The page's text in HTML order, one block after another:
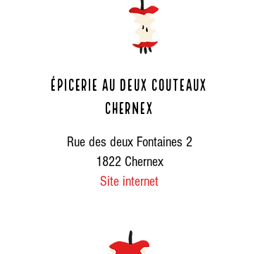
ÉPICERIE AU DEUX COUTEAUX
CHERNEX
Rue des deux Fontaines 2
1822 Chernex
Site internet